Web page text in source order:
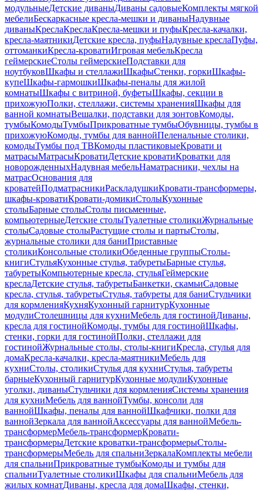
модульныеДетские диваныДиваны садовыеКомплекты мягкой
мебелиБескаркасные кресла-мешки и диваныНадувные
диваныКреслаКреслаКресла-мешки и пуфыКресла-качалки,
кресла-маятникиДетские кресла, пуфыНадувные креслаПуфы,
оттоманкиКресла-кроватиИгровая мебельКресла
геймерскиеСтолы геймерскиеПодставки для
ноутбуковШкафы и стеллажиШкафыСтенки, горкиШкафы-
купеШкафы-гармошкиШкафы-пеналы для жилой
комнатыШкафы с витриной, буфетыШкафы, секции в
прихожуюПолки, стеллажи, системы храненияШкафы для
ванной комнатыВешалки, подставки для зонтовКомоды,
тумбыКомодыТумбыПрикроватные тумбыОбувницы, тумбы в
прихожуюКомоды, тумбы для ваннойПеленальные столики,
комодыТумбы под ТВКомоды пластиковыеКровати и
матрасыМатрасыКроватиДетские кроватиКроватки для
новорожденныхНадувная мебельНаматрасники, чехлы на
матрасОснования для
кроватейПодматрасникиРаскладушкиКровати-трансформеры,
шкафы-кроватиКровати-домикиСтолыКухонные
столыБарные столыСтолы письменные,
компьютерныеДетские столыТуалетные столикиЖурнальные
столыСадовые столыРастущие столы и партыСтолы,
журнальные столики для баниПриставные
столикиКонсольные столикиОбеденные группыСтолы-
книгиСтульяКухонные стулья, табуретыБарные стулья,
табуретыКомпьютерные кресла, стульяГеймерские
креслаДетские стулья, табуретыБанкетки, скамьиСадовые
кресла, стулья, табуретыСтулья, табуреты для баниСтульчики
для кормленияКухняКухонный гарнитурКухонные
модулиСтолешницы для кухниМебель для гостинойДиваны,
кресла для гостинойКомоды, тумбы для гостинойШкафы,
стенки, горки для гостинойПолки, стеллажи для
гостинойЖурнальные столы, столы-книгиКресла, стулья для
домаКресла-качалки, кресла-маятникиМебель для
кухниСтолы, столикиСтулья для кухниСтулья, табуреты
барныеКухонный гарнитурКухонные модулиКухонные
уголки, диваныСтульчики для кормленияСистемы хранения
для кухниМебель для ваннойТумбы, консоли для
ваннойШкафы, пеналы для ваннойШкафчики, полки для
ваннойЗеркала для ваннойАксессуары для ваннойМебель-
трансформерМебель-трансформерКровати-
трансформерыДетские кроватки-трансформерыСтолы-
трансформерыМебель для спальниЗеркалаКомплекты мебели
для спальниПрикроватные тумбыКомоды и тумбы для
спальниТуалетные столикиШкафы для спальниМебель для
жилых комнатДиваны, кресла для домаШкафы, стенки,